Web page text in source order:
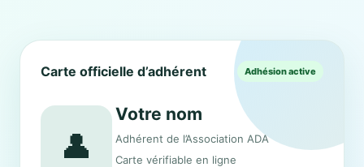
Carte officielle d’adhérent Adhésion active
👤
Votre nom
Adhérent de l’Association ADA
Carte vérifiable en ligne